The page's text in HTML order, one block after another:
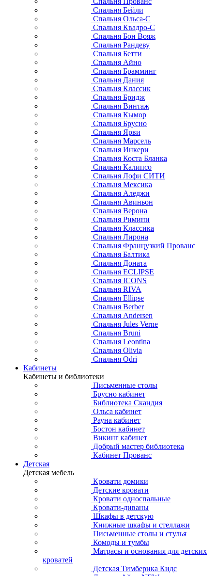
Спальня Бейли
Спальня Ольса-С
Спальня Квадро-С
Спальня Бон Вояж
Спальня Рандеву
Спальня Бетти
Спальня Айно
Спальня Брамминг
Спальня Дания
Спальня Классик
Спальня Бридж
Спальня Винтаж
Спальня Кымор
Спальня Брусно
Спальня Ярви
Спальня Марсель
Спальня Инкери
Спальня Коста Бланка
Спальня Калипсо
Спальня Лофи СИТИ
Спальня Мексика
Спальня Аледжи
Спальня Авиньон
Спальня Верона
Спальня Римини
Спальня Классика
Спальня Лирона
Спальня Французкий Прованс
Спальня Балтика
Спальня Доната
Спальня ECLIPSE
Спальня ICONS
Спальня RIVA
Спальня Ellipse
Спальня Berber
Спальня Andersen
Спальня Jules Verne
Спальня Bruni
Спальня Leontina
Спальня Olivia
Спальня Odri
Кабинеты
Кабинеты и библиотеки
Письменные столы
Брусно кабинет
Библиотека Скандия
Ольса кабинет
Рауна кабинет
Бостон кабинет
Викинг кабинет
Добрый мастер библиотека
Кабинет Прованс
Детская
Детская мебель
Кровати домики
Детские кровати
Кровати односпальные
Кровати-диваны
Шкафы в детскую
Книжные шкафы и стеллажи
Письменные столы и стулья
Комоды и тумбы
Матрасы и основания для детских
кроватей
Детская Тимберика Кидс